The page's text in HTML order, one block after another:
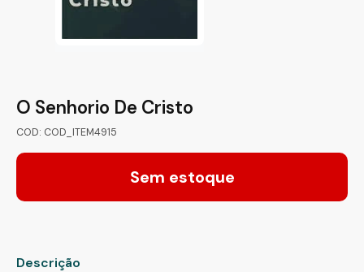
O Senhorio De Cristo
COD: COD_ITEM4915
Sem estoque
Descrição